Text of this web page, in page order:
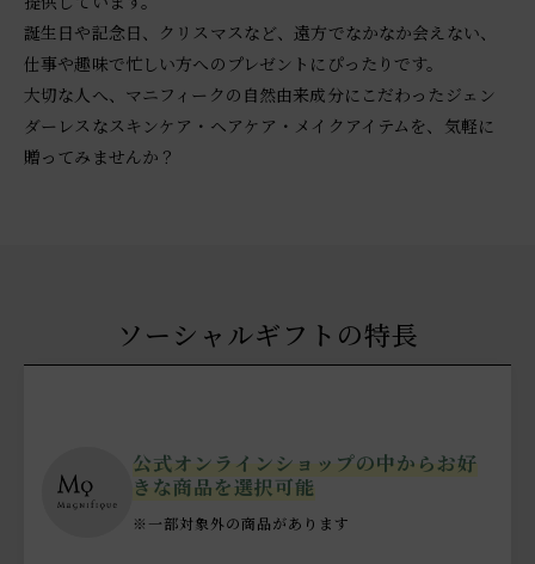
誕生日や記念日、クリスマスなど、遠方でなかなか会えない、
仕事や趣味で忙しい方へのプレゼントにぴったりです。
大切な人へ、マニフィークの自然由来成分にこだわったジェン
ダーレスなスキンケア・ヘアケア・メイクアイテムを、気軽に
贈ってみませんか？
ソーシャルギフトの特長
公式オンラインショップの中からお好
きな商品を選択可能
※一部対象外の商品があります